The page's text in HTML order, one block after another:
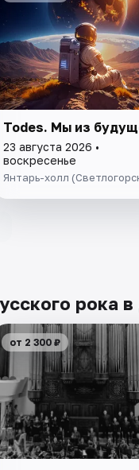
Todes. Мы из
23 августа 2026 •
воскресенье
Янтарь-холл
рока
от 2 300 ₽